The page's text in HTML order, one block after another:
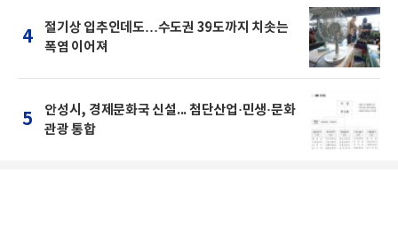
4
절기상 입추인데도…수도권 39도까지 치솟는
폭염 이어져
5
안성시, 경제문화국 신설... 첨단산업·민생·문화
관광 통합